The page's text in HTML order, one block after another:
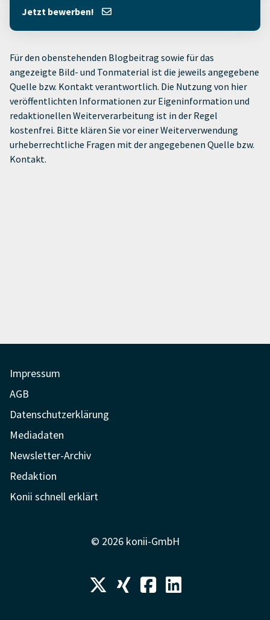
Jetzt bewerben!
Für den obenstehenden Blogbeitrag sowie für das
angezeigte Bild- und Tonmaterial ist die jeweils angegebene
Quelle bzw. Kontakt verantwortlich. Die Nutzung von hier
veröffentlichten Informationen zur Eigeninformation und
redaktionellen Weiterverarbeitung ist in der Regel
kostenfrei. Bitte klären Sie vor einer Weiterverwendung
urheberrechtliche Fragen mit der angegebenen Quelle bzw.
Kontakt.
Impressum
AGB
Datenschutzerklärung
Mediadaten
Newsletter-Archiv
Redaktion
Konii schnell erklärt
© 2026 konii-GmbH